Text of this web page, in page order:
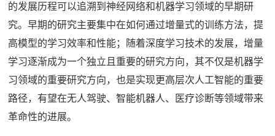
的发展历程可以追溯到神经网络和机器学习领域的早期研
究。早期的研究主要集中在如何通过增量式的训练方法，提
高模型的学习效率和性能；随着深度学习技术的发展，增量
学习逐渐成为一个独立且重要的研究方向，其不仅是机器学
习领域的重要研究方向，也是实现更高层次人工智能的重要
路径，有望在无人驾驶、智能机器人、医疗诊断等领域带来
革命性的进展。